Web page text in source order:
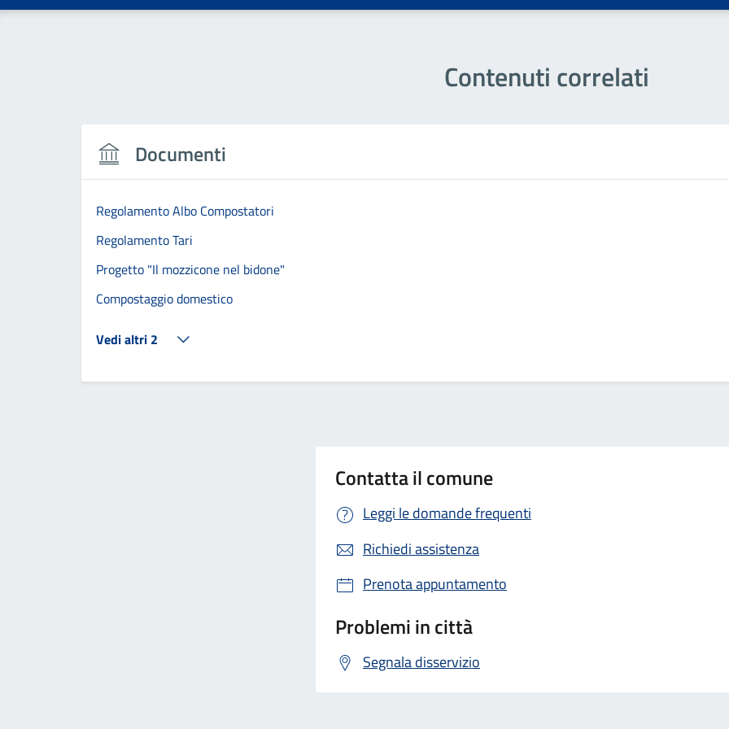
Contenuti correlati
Documenti
Regolamento Albo Compostatori
Regolamento Tari
Progetto "Il mozzicone nel bidone"
Compostaggio domestico
Vedi altri 2
Contatta il comune
Leggi le domande frequenti
Richiedi assistenza
Prenota appuntamento
Problemi in città
Segnala disservizio